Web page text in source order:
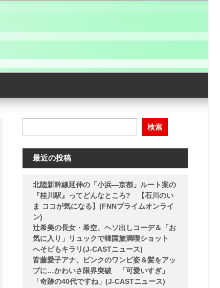
検索
最近の投稿
北陸新幹線延伸の「小浜―京都」ルート案の
『桂川駅』ってどんなところ? 【石川のい
ま ココが気になる】(FNNプライムオンライ
ン)
辻希美の長女・希空、ヘソ出しコーデ＆「お
気に入り」リュックで韓国旅満喫ショット
へそピもキラリ(J-CASTニュース)
皆藤愛子アナ、ピンクのワンピ姿＆髪をアッ
プに…かわいさ限界突破 「可愛いすぎ」
「奇跡の40代ですね」(J-CASTニュース)